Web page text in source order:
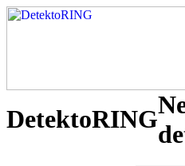
DetektoRING